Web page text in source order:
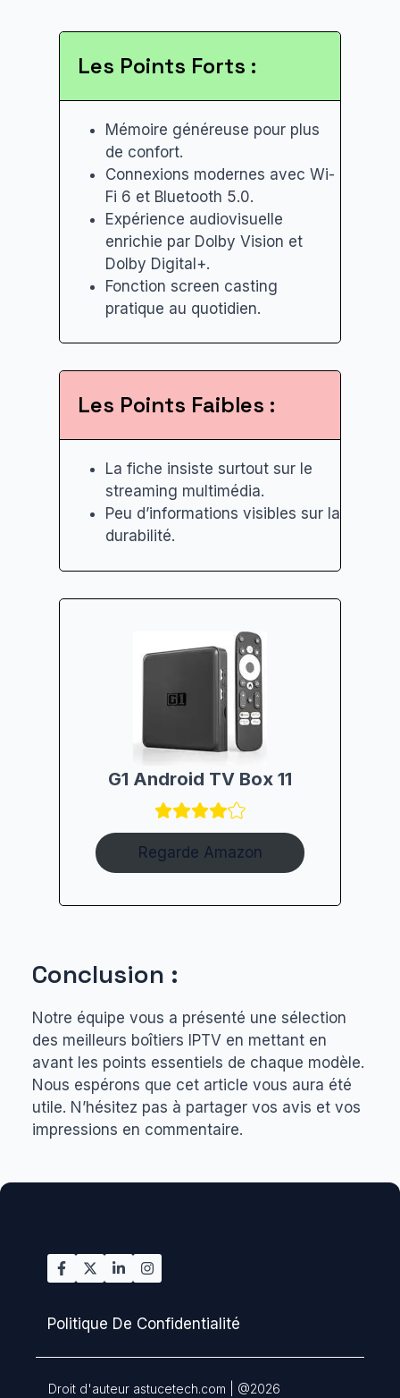
Les Points Forts :
Mémoire généreuse pour plus
de confort.
Connexions modernes avec Wi-
Fi 6 et Bluetooth 5.0.
Expérience audiovisuelle
enrichie par Dolby Vision et
Dolby Digital+.
Fonction screen casting
pratique au quotidien.
Les Points Faibles :
La fiche insiste surtout sur le
streaming multimédia.
Peu d’informations visibles sur la
durabilité.
G1 Android TV Box 11
Regarde Amazon
Conclusion :
Notre équipe vous a présenté une sélection
des meilleurs boîtiers IPTV en mettant en
avant les points essentiels de chaque modèle.
Nous espérons que cet article vous aura été
utile. N’hésitez pas à partager vos avis et vos
impressions en commentaire.
Politique De Confidentialité
Droit d'auteur astucetech.com | @2026